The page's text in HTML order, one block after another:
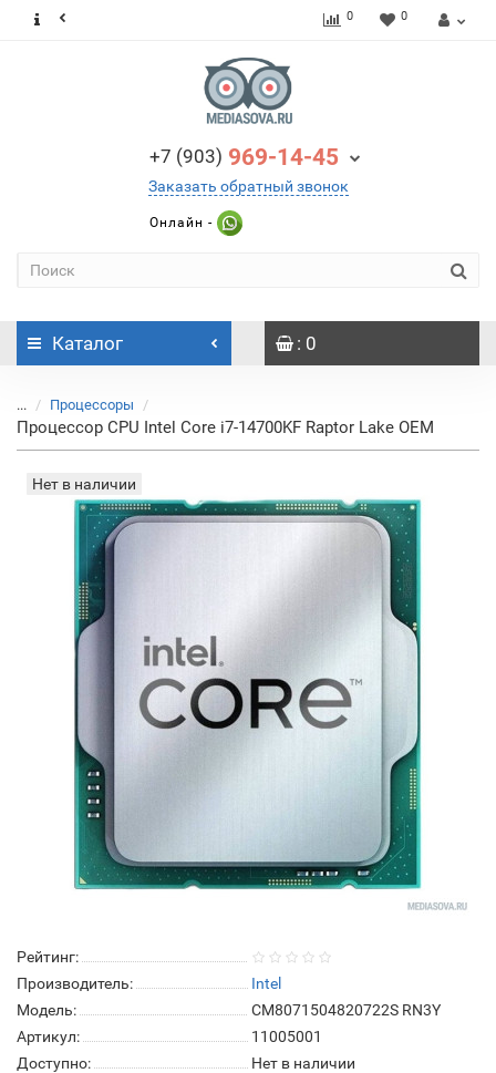
0 0
+7 (903) 969-14-45
Заказать обратный звонок
Онлайн -
Каталог : 0
... Процессоры
Процессор CPU Intel Core i7-14700KF Raptor Lake OEM
Нет в наличии
Рейтинг:
Производитель:
Intel
Модель:
CM8071504820722S RN3Y
Артикул:
11005001
Доступно:
Нет в наличии